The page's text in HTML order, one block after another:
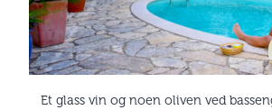
Et glass vin og noen oliven ved